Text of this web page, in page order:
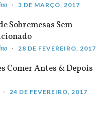
3 DE MARÇO, 2017
Sobremesas Sem
28 DE FEVEREIRO, 2017
Comer Antes & Depois
24 DE FEVEREIRO, 2017